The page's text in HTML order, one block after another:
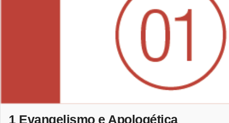
1 Evangelismo e Apologética